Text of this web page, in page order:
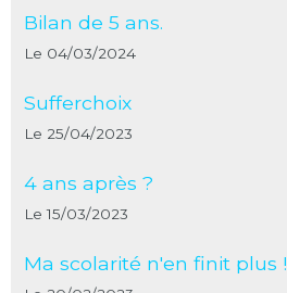
Bilan de 5 ans.
Le 04/03/2024
Sufferchoix
Le 25/04/2023
4 ans après ?
Le 15/03/2023
Ma scolarité n'en finit plus !